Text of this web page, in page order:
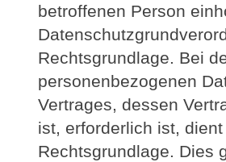
betroffenen Person
Rechtsgrundlage. Bei
personenbezogenen
Vertrages, dessen
ist, erforderlich ist,
Rechtsgrundlage. Dies